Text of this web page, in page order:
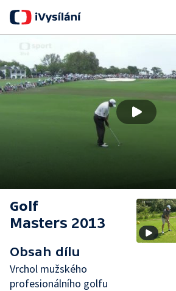
Golf
Masters 2013
Obsah dílu
Vrchol mužského
profesionálního golfu